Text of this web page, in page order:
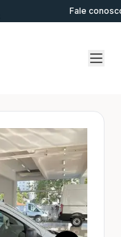
Fale
1/13